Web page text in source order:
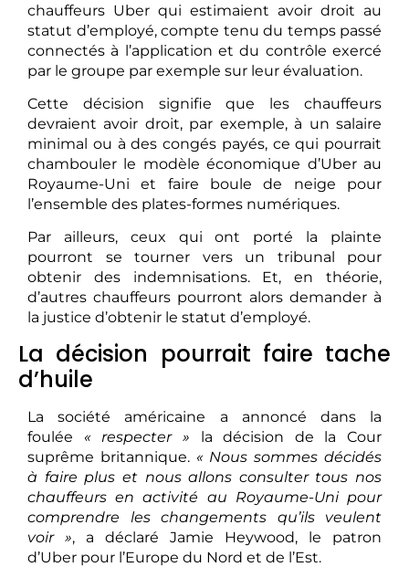
chauffeurs Uber qui estimaient avoir droit au
statut d’employé, compte tenu du temps passé
connectés à l’application et du contrôle exercé
par le groupe par exemple sur leur évaluation.
Cette décision signifie que les chauffeurs
devraient avoir droit, par exemple, à un salaire
minimal ou à des congés payés, ce qui pourrait
chambouler le modèle économique d’Uber au
Royaume-Uni et faire boule de neige pour
l’ensemble des plates-formes numériques.
Par ailleurs, ceux qui ont porté la plainte
pourront se tourner vers un tribunal pour
obtenir des indemnisations. Et, en théorie,
d’autres chauffeurs pourront alors demander à
la justice d’obtenir le statut d’employé.
La décision pourrait faire tache
d’huile
La société américaine a annoncé dans la
foulée « respecter » la décision de la Cour
suprême britannique. « Nous sommes décidés
à faire plus et nous allons consulter tous nos
chauffeurs en activité au Royaume-Uni pour
comprendre les changements qu’ils veulent
voir », a déclaré Jamie Heywood, le patron
d’Uber pour l’Europe du Nord et de l’Est.